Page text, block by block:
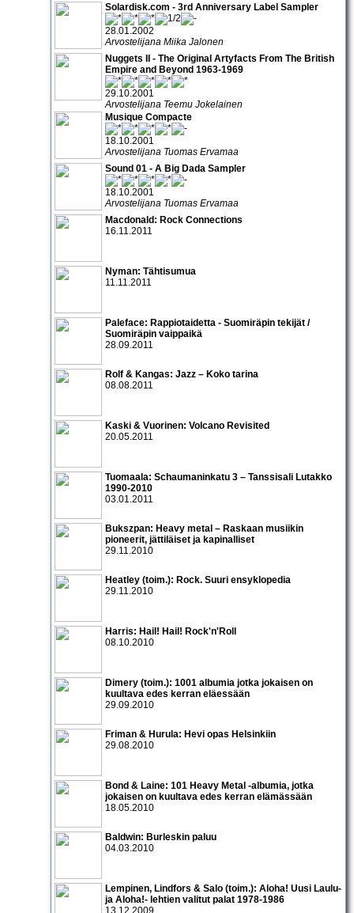
Solardisk.com - 3rd Anniversary Label Sampler
28.01.2002
Arvostelijana Miika Jalonen
Nuggets II - The Original Artyfacts From The British
Empire and Beyond 1963-1969
29.10.2001
Arvostelijana Teemu Jokelainen
Musique Compacte
18.10.2001
Arvostelijana Tuomas Ervamaa
Sound 01 - A Big Dada Sampler
18.10.2001
Arvostelijana Tuomas Ervamaa
Macdonald: Rock Connections
16.11.2011
Nyman: Tähtisumua
11.11.2011
Paleface: Rappiotaidetta - Suomiräpin tekijät /
Suomiräpin vaippaikä
28.09.2011
Rolf & Kangas: Jazz – Koko tarina
08.08.2011
Kaski & Vuorinen: Volcano Revisited
20.05.2011
Tuomaala: Schaumaninkatu 3 – Tanssisali Lutakko
1990­-2010
03.01.2011
Bukszpan: Heavy metal – Raskaan musiikin
pioneerit, jättiläiset ja kapinalliset
29.11.2010
Heatley (toim.): Rock. Suuri ensyklopedia
29.11.2010
Harris: Hail! Hail! Rock'n'Roll
08.10.2010
Dimery (toim.): 1001 albumia jotka jokaisen on
kuultava edes kerran eläessään
29.09.2010
Friman & Hurula: Hevi opas Helsinkiin
29.08.2010
Bond & Laine: 101 Heavy Metal -albumia, jotka
jokaisen on kuultava edes kerran elämässään
18.05.2010
Baldwin: Burleskin paluu
04.03.2010
Lempinen, Lindfors & Salo (toim.): Aloha! Uusi Laulu-
ja Aloha!- lehtien valitut palat 1978-1986
13.12.2009